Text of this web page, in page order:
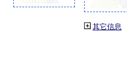
其它信息